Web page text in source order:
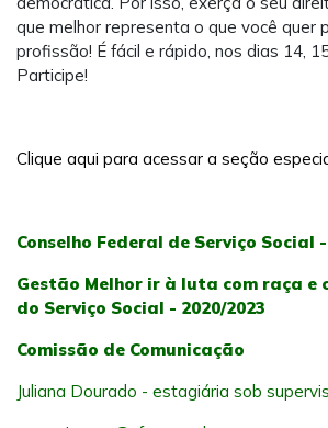
que melhor representa o que você quer
profissão! É fácil e rápido, nos dias 14,
Participe!
Clique aqui para acessar a seção
Conselho Federal de Serviço Social -
Gestão Melhor ir à luta com raça e
do Serviço Social - 2020/2023
Comissão de Comunicação
Juliana Dourado - estagiária sob
+